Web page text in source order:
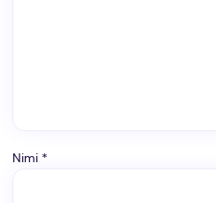
Nimi *